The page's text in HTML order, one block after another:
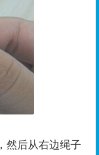
然后从右边绳子